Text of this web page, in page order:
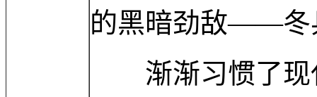
的黑暗劲敌——冬
渐渐习惯了现